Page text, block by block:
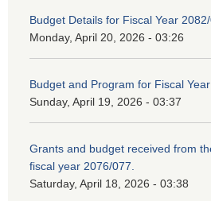
Budget Details for Fiscal Year
Monday, April 20, 2026 - 03:26
Budget and Program for Fiscal
Sunday, April 19, 2026 - 03:37
Grants and budget received from
fiscal year 2076/077.
Saturday, April 18, 2026 - 03:38